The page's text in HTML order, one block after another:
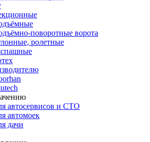
поворотные ворота
ролетные
автосервисов и СТО
автомоек
дачи